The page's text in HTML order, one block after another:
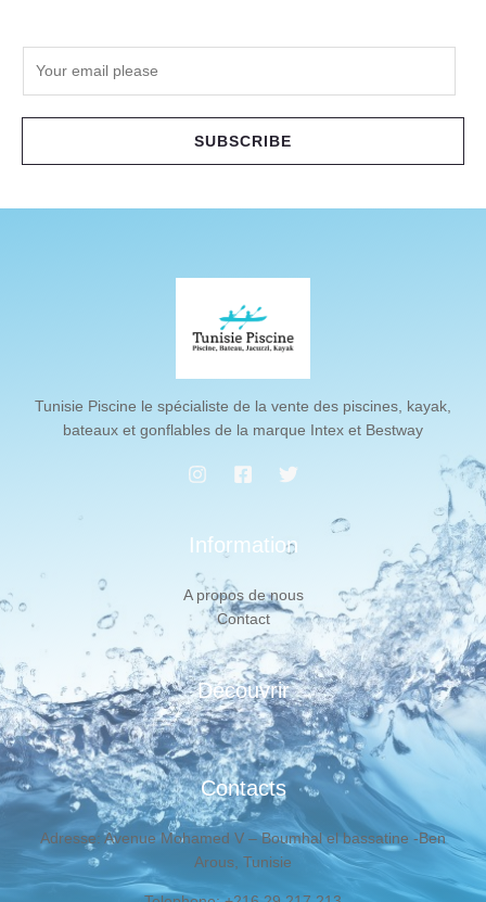
SUBSCRIBE
Tunisie Piscine le spécialiste de la vente des piscines, kayak,
bateaux et gonflables de la marque Intex et Bestway
Information
A propos de nous
Contact
Découvrir
Contacts
Adresse: Avenue Mohamed V – Boumhal el bassatine -Ben
Arous, Tunisie